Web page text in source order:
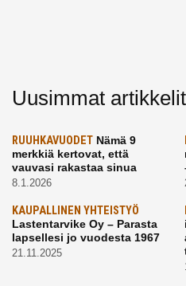
Uusimmat artikkelit
RUUHKAVUODET Nämä 9
merkkiä kertovat, että
vauvasi rakastaa sinua
8.1.2026
KAUPALLINEN YHTEISTYÖ
Lastentarvike Oy – Parasta
lapsellesi jo vuodesta 1967
21.11.2025